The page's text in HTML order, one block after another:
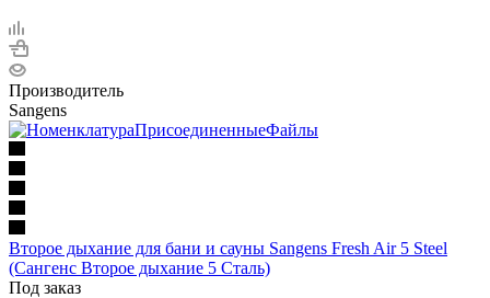
Производитель
Sangens
Второе дыхание для бани и сауны Sangens Fresh Air 5 Steel
(Сангенс Второе дыхание 5 Сталь)
Под заказ